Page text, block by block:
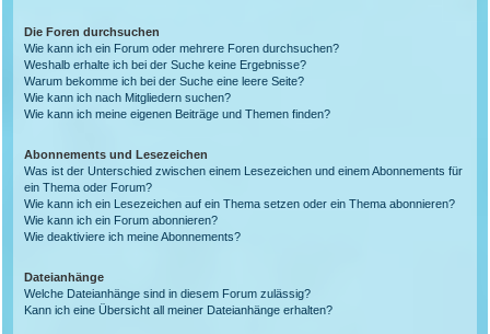
Die Foren durchsuchen
Wie kann ich ein Forum oder mehrere Foren durchsuchen?
Weshalb erhalte ich bei der Suche keine Ergebnisse?
Warum bekomme ich bei der Suche eine leere Seite?
Wie kann ich nach Mitgliedern suchen?
Wie kann ich meine eigenen Beiträge und Themen finden?
Abonnements und Lesezeichen
Was ist der Unterschied zwischen einem Lesezeichen und einem Abonnements für
ein Thema oder Forum?
Wie kann ich ein Lesezeichen auf ein Thema setzen oder ein Thema abonnieren?
Wie kann ich ein Forum abonnieren?
Wie deaktiviere ich meine Abonnements?
Dateianhänge
Welche Dateianhänge sind in diesem Forum zulässig?
Kann ich eine Übersicht all meiner Dateianhänge erhalten?